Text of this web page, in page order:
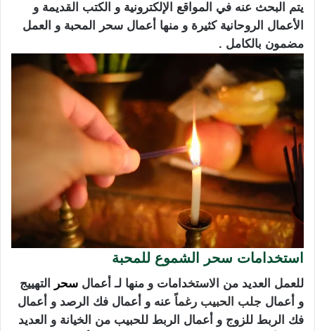
يتم البحث عنه في المواقع الإلكترونية و الكتب القديمة و
الأعمال الروحانية كثيرة و منها أعمال سحر المحبة و العمل
مضمون بالكامل .
استخدامات سحر الشموع للمحبة
للعمل العديد من الاستخدامات و منها لـ أعمال سحر
التهييج
و أعمال جلب الحبيب رغماً عنه و أعمال فك الرصد و أعمال
فك الربط للزوج و أعمال الربط للحبيب من الخيانة و العديد